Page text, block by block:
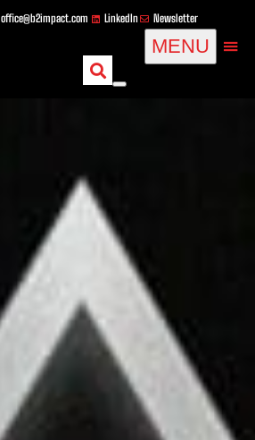
office@b2impact.com LinkedIn Newsletter
MENU